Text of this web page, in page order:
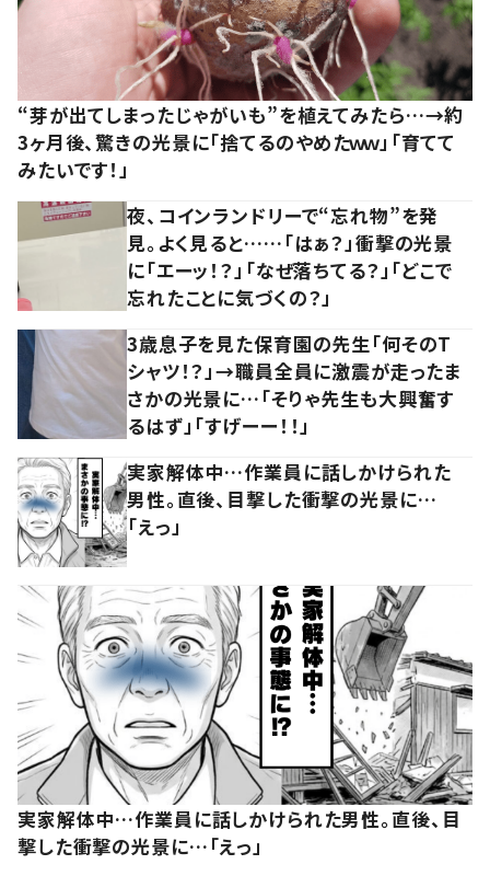
“芽が出てしまったじゃがいも”を植えてみたら…→約
3ヶ月後、驚きの光景に「捨てるのやめたｗｗ」「育てて
みたいです！」
夜、コインランドリーで“忘れ物”を発
見。よく見ると……「はぁ？」衝撃の光景
に「エーッ！？」「なぜ落ちてる？」「どこで
忘れたことに気づくの？」
3歳息子を見た保育園の先生「何そのT
シャツ！？」→職員全員に激震が走ったま
さかの光景に…「そりゃ先生も大興奮す
るはず」「すげーー！！」
実家解体中…作業員に話しかけられた
男性。直後、目撃した衝撃の光景に…
「えっ」
実家解体中…作業員に話しかけられた男性。直後、目
撃した衝撃の光景に…「えっ」